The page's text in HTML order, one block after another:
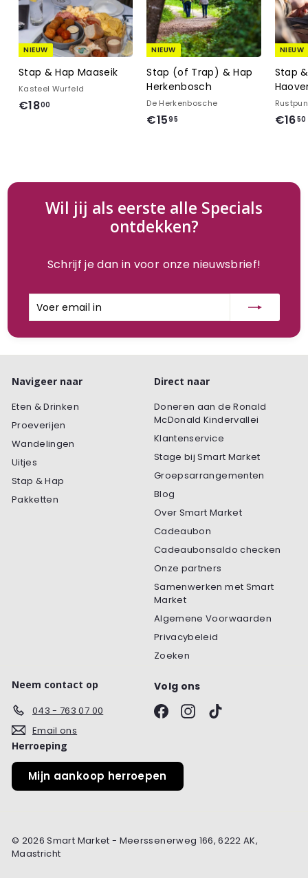
NIEUW
Stap & Hap Maaseik
Kasteel Wurfeld
€1800
0
NIEUW
Stap (of Trap) & Hap
Herkenbosch
De Herkenbosche
€1595
9
5
NIEUW
Stap
€1650
Wil jij als eerste alle Specials
ontdekken?
Schrijf je dan in voor onze nieuwsbrief!
Navigeer naar
Eten & Drinken
Proeverijen
Wandelingen
Uitjes
Stap & Hap
Pakketten
Direct naar
Doneren aan de Ronald
McDonald Kindervallei
Klantenservice
Stage bij Smart Market
Groepsarrangementen
Blog
Over Smart Market
Cadeaubon
Cadeaubonsaldo checken
Onze partners
Samenwerken met Smart
Market
Algemene Voorwaarden
Privacybeleid
Zoeken
Neem contact op
043 - 763 07 00
Email ons
Volg ons
FacebookInstagram
TikTok
Herroeping
Mijn aankoop herroepen
© 2026 Smart Market - Meerssenerweg 166, 6222 AK,
Maastricht